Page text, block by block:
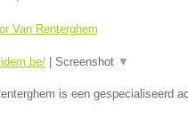
Van Renterghem
| Screenshot ▼
is een gespecialiseerd